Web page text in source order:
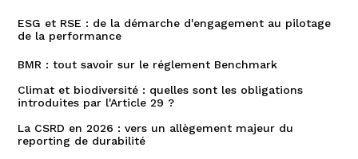
ESG et RSE : de la démarche d'engagement au pilotage
de la performance
BMR : tout savoir sur le réglement Benchmark
Climat et biodiversité : quelles sont les obligations
introduites par l'Article 29 ?
La CSRD en 2026 : vers un allègement majeur du
reporting de durabilité‍